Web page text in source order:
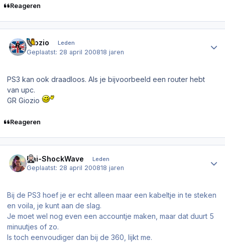
Reageren
Giozio Leden
Geplaatst: 28 april 200818 jaren
PS3 kan ook draadloos. Als je bijvoorbeeld een router hebt
van upc.
GR Giozio
Reageren
Kai-ShockWave Leden
Geplaatst: 28 april 200818 jaren
Bij de PS3 hoef je er echt alleen maar een kabeltje in te steken
en voila, je kunt aan de slag.
Je moet wel nog even een accountje maken, maar dat duurt 5
minuutjes of zo.
Is toch eenvoudiger dan bij de 360, lijkt me.